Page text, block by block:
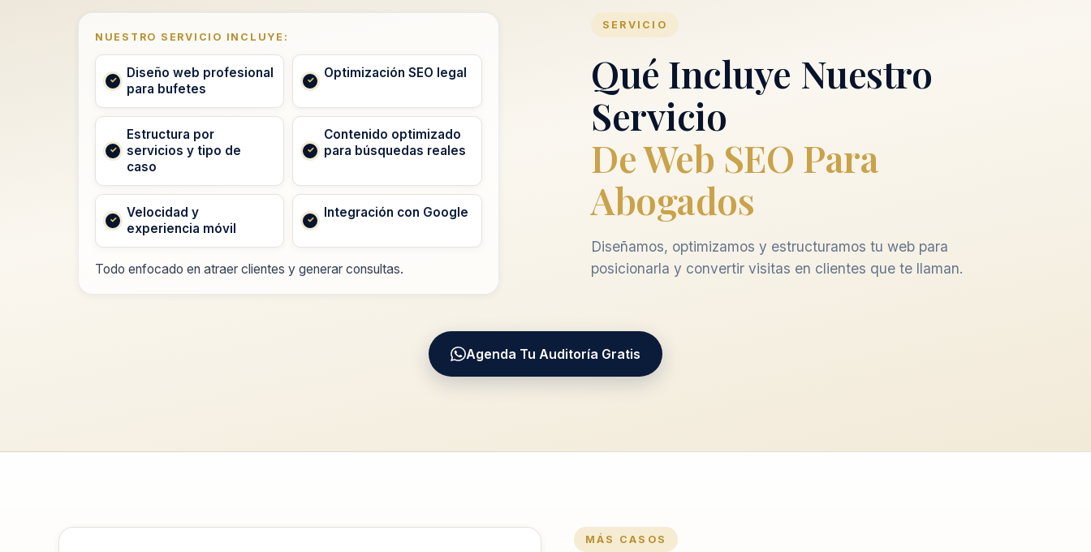
SERVICIO
Qué Incluye Nuestro
Servicio
De Web SEO Para
Abogados
Diseñamos, optimizamos y estructuramos tu web para
posicionarla y convertir visitas en clientes que te llaman.
NUESTRO SERVICIO INCLUYE:
Diseño web profesional
para bufetes
Optimización SEO legal
Estructura por
servicios y tipo de
caso
Contenido optimizado
para búsquedas reales
Velocidad y
experiencia móvil
Integración con Google
Todo enfocado en atraer clientes y generar consultas.
Agenda Tu Auditoría Gratis
MÁS CASOS